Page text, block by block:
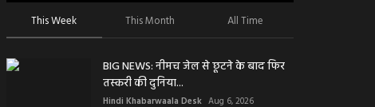
This Week This Month All Time
BIG NEWS: नीमच जेल से छूटने के बाद फिर
तस्करी की दुनिया...
Hindi Khabarwaala Desk Aug 6, 2026